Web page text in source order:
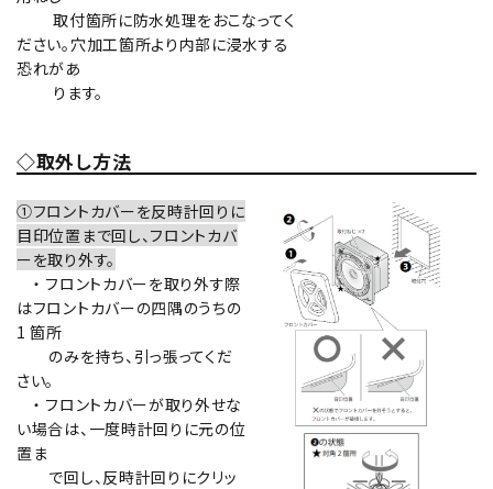
取付箇所に防水処理をおこなってく
ださい。穴加工箇所より内部に浸水する
恐れがあ
ります。
◇取外し方法
①フロントカバーを反時計回りに
目印位置まで回し、フロントカバ
ーを取り外す。
・ フロントカバーを取り外す際
はフロントカバーの四隅のうちの
1 箇所
のみを持ち、引っ張ってくだ
さい。
・ フロントカバーが取り外せな
い場合は、一度時計回りに元の位
置ま
で回し、反時計回りにクリッ